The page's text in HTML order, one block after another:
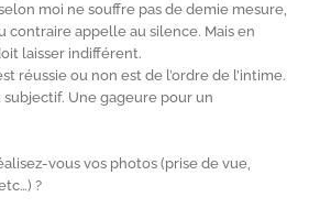
moi ne souffre pas de demie mesure,
contraire appelle au silence. Mais en
laisser indifférent.
réussie ou non est de l’ordre de l’intime.
subjectif. Une gageure pour un
vous vos photos (prise de vue,
?